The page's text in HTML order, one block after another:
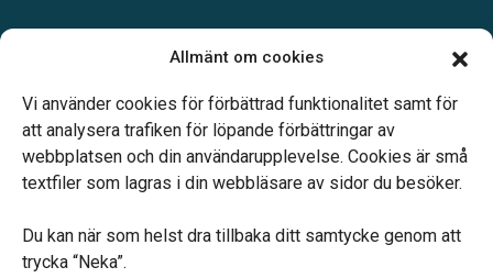
Allmänt om cookies
Vi använder cookies för förbättrad funktionalitet samt för
att analysera trafiken för löpande förbättringar av
webbplatsen och din användarupplevelse. Cookies är små
textfiler som lagras i din webbläsare av sidor du besöker.
Du kan när som helst dra tillbaka ditt samtycke genom att
trycka “Neka”.
Telefonjour dygnet runt.
Vårt systerbolag Verahill hjälper dig med familjejuridiken –